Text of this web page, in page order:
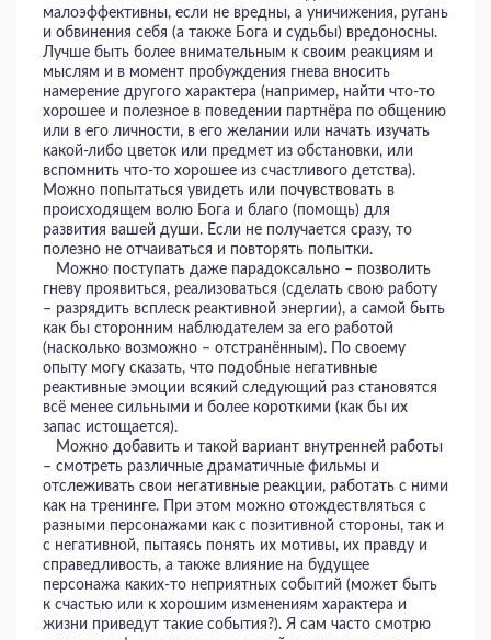
малоэффективны, если не вредны, а уничижения, ругань
и обвинения себя (а также Бога и судьбы) вредоносны.
Лучше быть более внимательным к своим реакциям и
мыслям и в момент пробуждения гнева вносить
намерение другого характера (например, найти что-то
хорошее и полезное в поведении партнёра по общению
или в его личности, в его желании или начать изучать
какой-либо цветок или предмет из обстановки, или
вспомнить что-то хорошее из счастливого детства).
Можно попытаться увидеть или почувствовать в
происходящем волю Бога и благо (помощь) для
развития вашей души. Если не получается сразу, то
полезно не отчаиваться и повторять попытки.
Можно поступать даже парадоксально – позволить
гневу проявиться, реализоваться (сделать свою работу
– разрядить всплеск реактивной энергии), а самой быть
как бы сторонним наблюдателем за его работой
(насколько возможно – отстранённым). По своему
опыту могу сказать, что подобные негативные
реактивные эмоции всякий следующий раз становятся
всё менее сильными и более короткими (как бы их
запас истощается).
Можно добавить и такой вариант внутренней работы
– смотреть различные драматичные фильмы и
отслеживать свои негативные реакции, работать с ними
как на тренинге. При этом можно отождествляться с
разными персонажами как с позитивной стороны, так и
с негативной, пытаясь понять их мотивы, их правду и
справедливость, а также влияние на будущее
персонажа каких-то неприятных событий (может быть
к счастью или к хорошим изменениям характера и
жизни приведут такие события?). Я сам часто смотрю